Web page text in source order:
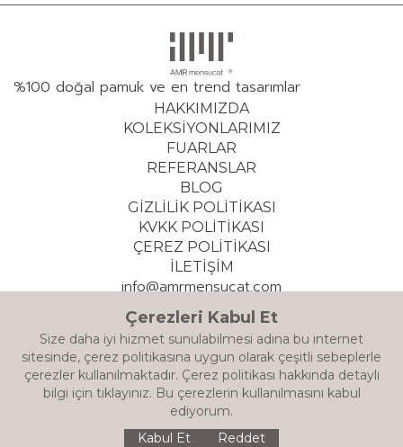
Çerezleri Kabul Et
Size daha iyi hizmet sunulabilmesi adına bu internet
sitesinde, çerez politikasına uygun olarak çeşitli sebeplerle
çerezler kullanılmaktadır. Çerez politikası hakkında detaylı
bilgi için tıklayınız. Bu çerezlerin kullanılmasını kabul
ediyorum.
Kabul Et
Reddet
%100 doğal pamuk ve en trend tasarımlar
HAKKIMIZDA
KOLEKSİYONLARIMIZ
FUARLAR
REFERANSLAR
BLOG
GİZLİLİK POLİTİKASI
KVKK POLİTİKASI
ÇEREZ POLİTİKASI
İLETİŞİM
info@amrmensucat.com
+90 532 308 64 04
© 2026 AMR TEKSTİL TİC. LTD. ŞTİ. – Tüm hakları saklıdır.
Designed by CYCLE